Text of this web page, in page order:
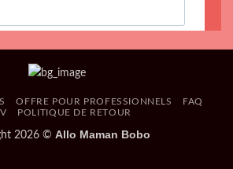
OFFRE POUR PROFESSIONNELS
FAQ
POLITIQUE DE RETOUR
2026 © Allo Maman Bobo